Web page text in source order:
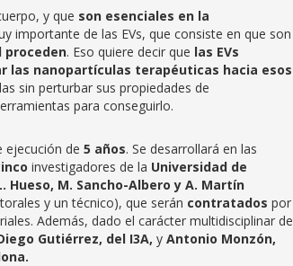
y que son esenciales en la
importante de las EVs, que consiste en que son
proceden. Eso quiere decir que las EVs
las nanopartículas terapéuticas hacia esos
sin perturbar sus propiedades de
para conseguirlo.
ejecución de 5 años. Se desarrollará en las
investigadores de la Universidad de
Hueso, M. Sancho-Albero y A. Martín
y un técnico), que serán contratados por
Además, dado el carácter multidisciplinar de
Gutiérrez, del I3A, y Antonio Monzón,